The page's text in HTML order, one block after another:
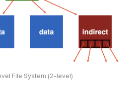
File System (2-level)